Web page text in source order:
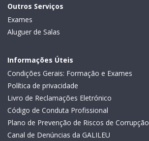
Outros Serviços
Exames
Aluguer de Salas
Informações Úteis
Condições Gerais: Formação e Exames
Política de privacidade
Livro de Reclamações Eletrónico
Código de Conduta Profissional
Plano de Prevenção de Riscos de Corrupção
Canal de Denúncias da GALILEU